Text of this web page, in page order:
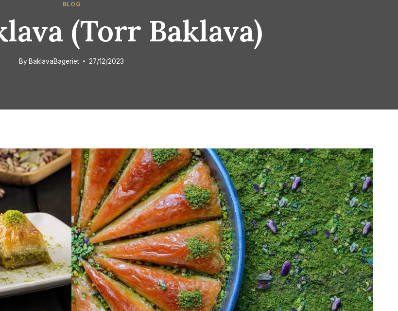
BLOG
(torr Baklava)
By BaklavaBageriet 27/12/2023